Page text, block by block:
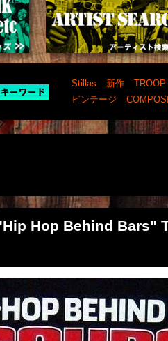
Stillas 新作 TROOP
ビンテージ
Hop Behind Bars"